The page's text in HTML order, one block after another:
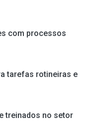
com processos
tarefas rotineiras e
treinados no setor